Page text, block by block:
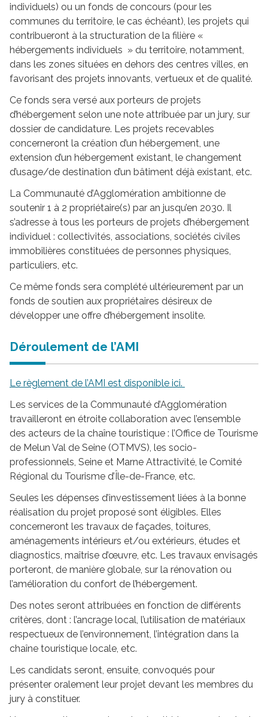
individuels) ou un fonds de concours (pour les
communes du territoire, le cas échéant), les projets qui
contribueront à la structuration de la filière «
hébergements individuels » du territoire, notamment,
dans les zones situées en dehors des centres villes, en
favorisant des projets innovants, vertueux et de qualité.
Ce fonds sera versé aux porteurs de projets
d’hébergement selon une note attribuée par un jury, sur
dossier de candidature. Les projets recevables
concerneront la création d’un hébergement, une
extension d’un hébergement existant, le changement
d’usage/de destination d’un bâtiment déjà existant, etc.
La Communauté d’Agglomération ambitionne de
soutenir 1 à 2 propriétaire(s) par an jusqu’en 2030. Il
s’adresse à tous les porteurs de projets d’hébergement
individuel : collectivités, associations, sociétés civiles
immobilières constituées de personnes physiques,
particuliers, etc.
Ce même fonds sera complété ultérieurement par un
fonds de soutien aux propriétaires désireux de
développer une offre d’hébergement insolite.
Déroulement de l’AMI
Le règlement de l’AMI est disponible ici.
Les services de la Communauté d’Agglomération
travailleront en étroite collaboration avec l’ensemble
des acteurs de la chaîne touristique : l’Office de Tourisme
de Melun Val de Seine (OTMVS), les socio-
professionnels, Seine et Marne Attractivité, le Comité
Régional du Tourisme d’Île-de-France, etc.
Seules les dépenses d’investissement liées à la bonne
réalisation du projet proposé sont éligibles. Elles
concerneront les travaux de façades, toitures,
aménagements intérieurs et/ou extérieurs, études et
diagnostics, maîtrise d’œuvre, etc. Les travaux envisagés
porteront, de manière globale, sur la rénovation ou
l’amélioration du confort de l’hébergement.
Des notes seront attribuées en fonction de différents
critères, dont : l’ancrage local, l’utilisation de matériaux
respectueux de l’environnement, l’intégration dans la
chaîne touristique locale, etc.
Les candidats seront, ensuite, convoqués pour
présenter oralement leur projet devant les membres du
jury à constituer.